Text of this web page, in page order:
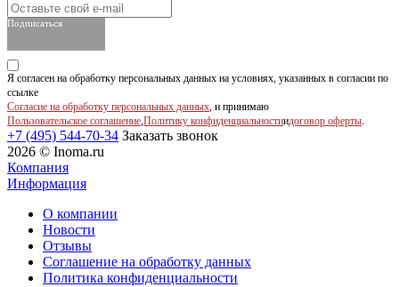
Подписаться
Я согласен на обработку персональных данных на условиях, указанных в согласии по
ссылке
Согласие на обработку персональных данных, и принимаю
Пользовательское соглашение,Политику конфиденциальностиидоговор оферты.
+7 (495) 544-70-34 Заказать звонок
2026 © Inoma.ru
Компания
Информация
О компании
Новости
Отзывы
Соглашение на обработку данных
Политика конфиденциальности